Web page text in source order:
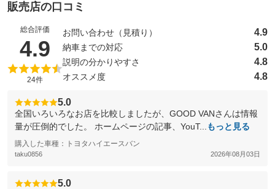
販売店の口コミ
総合評価
4.9 （5点満点中）
24件
お問い合わせ（見積り） 4.9
納車までの対応 5.0
説明の分かりやすさ 4.8
オススメ度 4.8
5.0
全国いろいろなお店を比較しましたが、GOOD VANさんは情報
量が圧倒的でした。 ホームページの記事、YouT...
もっと見る
購入した車種：トヨタハイエースバン
taku0856 2026年08月03日
5.0